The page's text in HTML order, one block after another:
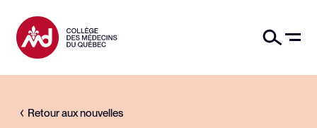
Retour aux nouvelles